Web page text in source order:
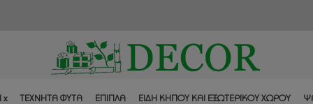
x ΤΕΧΝΗΤΑ ΦΥΤΑ ΕΠΙΠΛΑ ΕΙΔΗ ΚΗΠΟΥ ΚΑΙ ΕΞΩΤΕΡΙΚΟΥ ΧΩΡΟΥ